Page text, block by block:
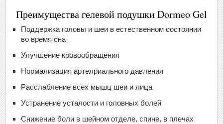
Преимущества гелевой подушки Dormeo Gel
Поддержка головы и шеи в естественном состоянии
во время сна
Улучшение кровообращения
Нормализация артелриального давления
Расслабление всех мышц шеи и лица
Устранение усталости и головных болей
Снижение боли в шейном отделе, спине, в плечах